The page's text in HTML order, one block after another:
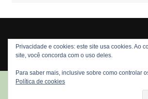
Copyright © 2026 Nós Nerds. Todos os
Privacidade e cookies: este site usa cookies. Ao
site, você concorda com o uso deles.
Para saber mais, inclusive sobre como controlar
Política de cookies